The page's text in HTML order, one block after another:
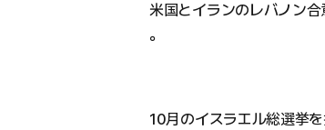
米国とイランのレバノン
。
10月のイスラエル総選挙